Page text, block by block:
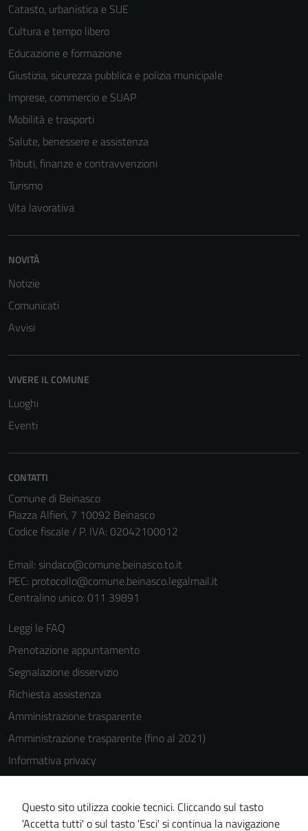
Catasto, urbanistica e SUE
Cultura e tempo libero
Educazione e formazione
Giustizia, sicurezza pubblica e polizia municipale
Imprese, commercio e SUAP
Mobilità e trasporti
Salute, benessere e assistenza
Tributi, finanze e contravvenzioni
Turismo
Vita lavorativa
NOVITÀ
Notizie
Comunicati
Avvisi
VIVERE IL COMUNE
Luoghi
Eventi
CONTATTI
Comune di Beinasco
Piazza Alfieri, 7 10092 Beinasco
Codice fiscale / P. IVA: 02042100012
Email: sindaco@comune.beinasco.to.it
PEC: protocollo@comune.beinasco.legalmail.it
Centralino unico: 011 39891
Leggi le FAQ
Prenotazione appuntamento
Segnalazione disservizio
Richiesta assistenza
Amministrazione trasparente
Amministrazione trasparente (fino al 2021)
Informativa privacy
Cookie Policy
Note legali
Dichiarazione di accessibilità
Questo sito utilizza cookie tecnici. Cliccando sul tasto
'Accetta tutti' o sul tasto 'Esci' si continua la navigazione